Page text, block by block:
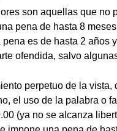
son aquellas que
pena de hasta 8
pena es de hasta 2 años
ofendida, salvo
perpetuo de la
el uso de la palabra o
(ya no se alcanza